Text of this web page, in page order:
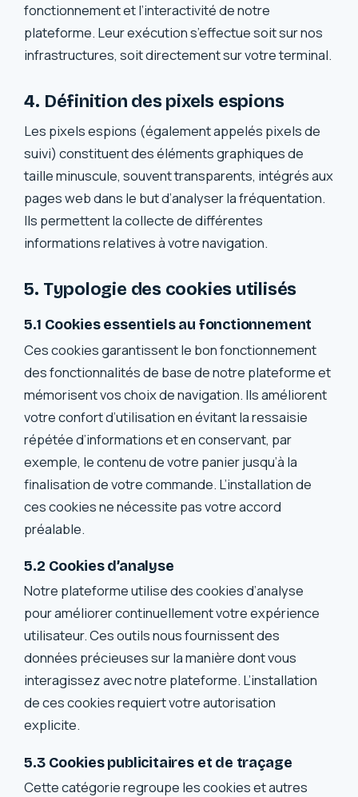
fonctionnement et l’interactivité de notre
plateforme. Leur exécution s’effectue soit sur nos
infrastructures, soit directement sur votre terminal.
4. Définition des pixels espions
Les pixels espions (également appelés pixels de
suivi) constituent des éléments graphiques de
taille minuscule, souvent transparents, intégrés aux
pages web dans le but d’analyser la fréquentation.
Ils permettent la collecte de différentes
informations relatives à votre navigation.
5. Typologie des cookies utilisés
5.1 Cookies essentiels au fonctionnement
Ces cookies garantissent le bon fonctionnement
des fonctionnalités de base de notre plateforme et
mémorisent vos choix de navigation. Ils améliorent
votre confort d’utilisation en évitant la ressaisie
répétée d’informations et en conservant, par
exemple, le contenu de votre panier jusqu’à la
finalisation de votre commande. L’installation de
ces cookies ne nécessite pas votre accord
préalable.
5.2 Cookies d’analyse
Notre plateforme utilise des cookies d’analyse
pour améliorer continuellement votre expérience
utilisateur. Ces outils nous fournissent des
données précieuses sur la manière dont vous
interagissez avec notre plateforme. L’installation
de ces cookies requiert votre autorisation
explicite.
5.3 Cookies publicitaires et de traçage
Cette catégorie regroupe les cookies et autres